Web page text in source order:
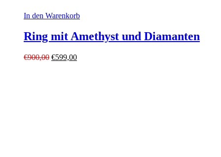
In den Warenkorb
Ring mit Amethyst und Diamanten
€900,00 Ursprünglicher
€599,00Aktueller